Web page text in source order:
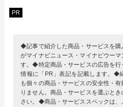
PR
◆記事で紹介した商品・サービスを購
がマイナビニュース・マイナビウー
す。◆特定商品・サービスの広告を行
情報に「PR」表記を記載します。◆
も個々の商品・サービスの安全性・
りません。商品・サービスを選ぶと
さい。◆商品・サービススペックは